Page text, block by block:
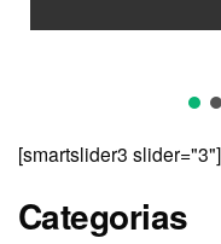
[smartslider3 slider="3"]
Categorias